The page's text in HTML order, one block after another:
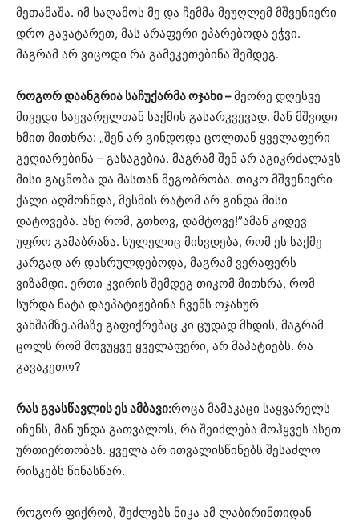
მეთამაშა. იმ საღამოს მე და ჩემმა მეუღლემ მშვენიერი
დრო გავატარეთ, მას არაფერი ეპარებოდა ეჭვი.
მაგრამ არ ვიცოდი რა გამეკეთებინა შემდეგ.
როგორ დაანგრია საჩუქარმა ოჯახი –მეორე დღესვე
მივედი საყვარელთან საქმის გასარკვევად. მან მშვიდი
ხმით მითხრა: „შენ არ გინდოდა ცოლთან ყველაფერი
გეღიარებინა – გასაგებია. მაგრამ შენ არ აგიკრძალავს
მისი გაცნობა და მასთან მეგობრობა. თიკო მშვენიერი
ქალი აღმოჩნდა, მესმის რატომ არ გინდა მისი
დატოვება. ასე რომ, გთხოვ, დამტოვე!”ამან კიდევ
უფრო გამაბრაზა. სულელიც მიხვდება, რომ ეს საქმე
კარგად არ დასრულდებოდა, მაგრამ ვერაფერს
ვიზამდი. ერთი კვირის შემდეგ თიკომ მითხრა, რომ
სურდა ნატა დაეპატიჟებინა ჩვენს ოჯახურ
ვახშამზე.ამაზე გაფიქრებაც კი ცუდად მხდის, მაგრამ
ცოლს რომ მოვუყვე ყველაფერი, არ მაპატიებს. რა
გავაკეთო?
რას გვასწავლის ეს ამბავი:როცა მამაკაცი საყვარელს
იჩენს, მან უნდა გათვალოს, რა შეიძლება მოჰყვეს ასეთ
ურთიერთობას. ყველა არ ითვალისწინებს შესაძლო
რისკებს წინასწარ.
როგორ ფიქრობ, შეძლებს ნიკა ამ ლაბირინთიდან